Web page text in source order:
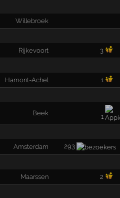
Willebroek
Rijkevoort 3
Hamont-Achel 1
Beek 1
Amsterdam 293
Maarssen 2